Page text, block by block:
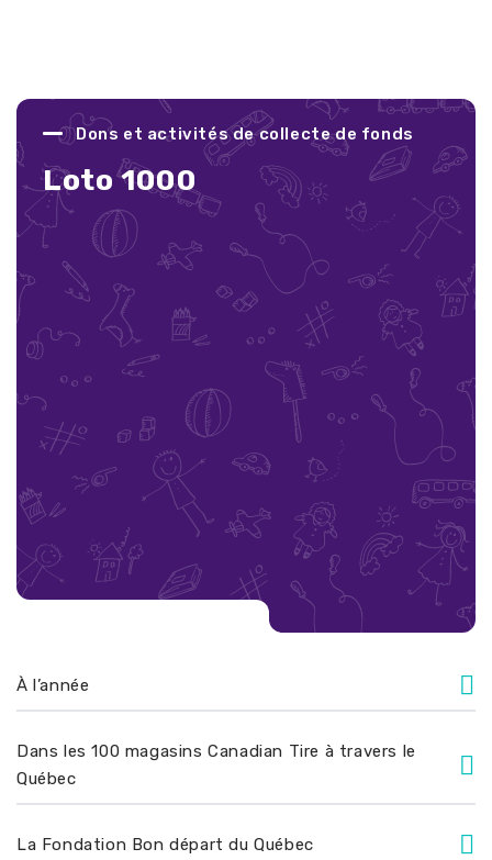
Dons et activités de collecte de fonds
Loto 1000
Information générale
À l’année
Dans les 100 magasins Canadian Tire à travers le
Québec
La Fondation Bon départ du Québec